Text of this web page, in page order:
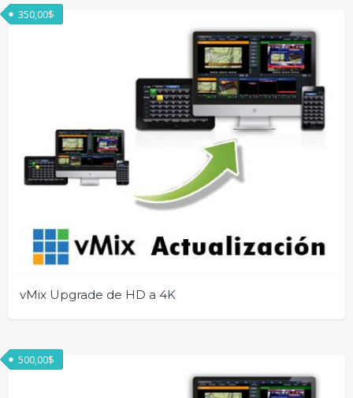
vMix Upgrade de HD a 4K
350,00$
500,00$